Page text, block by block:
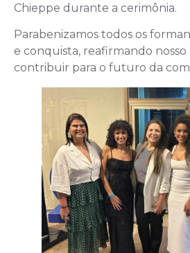
Chieppe durante a cerimônia.
Parabenizamos todos os
e conquista, reafirmando
contribuir para o futuro da